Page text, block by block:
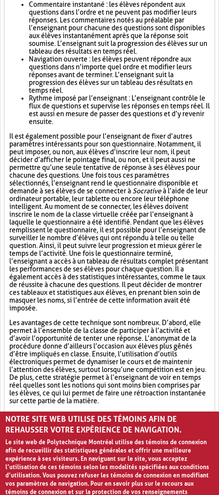
Commentaire instantané : les élèves répondent aux
questions dans l’ordre et ne peuvent pas modifier leurs
réponses. Les commentaires notés au préalable par
l’enseignant pour chacune des questions sont disponibles
aux élèves instantanément après que la réponse soit
soumise. L’enseignant suit la progression des élèves sur un
tableau des résultats en temps réel.
Navigation ouverte : les élèves peuvent répondre aux
questions dans n’importe quel ordre et modifier leurs
réponses avant de terminer. L’enseignant suit la
progression des élèves sur un tableau des résultats en
temps réel.
Rythme imposé par l’enseignant : L’enseignant contrôle le
flux de questions et supervise les réponses en temps réel. Il
est aussi en mesure de passer des questions et d’y revenir
ensuite.
Il est également possible pour l’enseignant de fixer d’autres
paramètres intéressants pour son questionnaire. Notamment, il
peut imposer, ou non, aux élèves d’inscrire leur nom, il peut
décider d’afficher le pointage final, ou non, et il peut aussi ne
permettre qu’une seule tentative de réponse à ses élèves pour
chacune des questions. Une fois tous ces paramètres
sélectionnés, l’enseignant rend le questionnaire disponible et
demande à ses élèves de se connecter à Socrativeà l’aide de leur
ordinateur portable, leur tablette ou encore leur téléphone
intelligent. Au moment de se connecter, les élèves doivent
inscrire le nom de la classe virtuelle créée par l’enseignant à
laquelle le questionnaire a été identifié. Pendant que les élèves
remplissent le questionnaire, il est possible pour l’enseignant de
surveiller le nombre d’élèves qui ont répondu à telle ou telle
question. Ainsi, il peut suivre leur progression et mieux gérer le
temps de l’activité. Une fois le questionnaire terminé,
l’enseignant a accès à un tableau de résultats complet présentant
les performances de ses élèves pour chaque question. Il a
également accès à des statistiques intéressantes, comme le taux
de réussite à chacune des questions. Il peut décider de montrer
ces tableaux et statistiques aux élèves, en prenant bien soin de
masquer les noms, si l’entrée de cette information avait été
imposée.
Les avantages de cette technique sont nombreux. D’abord, elle
permet à l’ensemble de la classe de participer à l’activité et
d’avoir l’opportunité de tenter une réponse. L’anonymat de la
procédure donne d’ailleurs l’occasion aux élèves plus gênés
d’être impliqués en classe. Ensuite, l’utilisation d’outils
électroniques permet de dynamiser le cours et de maintenir
l’attention des élèves, surtout lorsqu’une compétition est en jeu.
De plus, cette stratégie permet à l’enseignant de voir en temps
réel quelles sont les notions qui sont moins bien comprises par
les élèves, ce qui lui permet de faire une rétroaction instantanée
sur cette partie de la matière.
Outil électronique (4) Socialisation (8) Ludification (9)
NOTRE SITE WEB UTILISE DES TÉMOINS AFIN DE
REHAUSSER VOTRE EXPÉRIENCE DE NAVIGATION.
Le site web de Polytechnique Montréal utilise des témoins de connexion
afin de recueillir des statistiques générales et offrir une meilleure
expérience à ses visiteurs. En naviguant sur le site, vous acceptez
l’utilisation de ces témoins selon les modalités spécifiées aux conditions
d’utilisation. Vous pouvez refuser les témoins de connexion en modifiant
vos paramètres de navigation. Pour en savoir plus sur le recours aux
témoins de connexion et sur la protection de vos renseignements